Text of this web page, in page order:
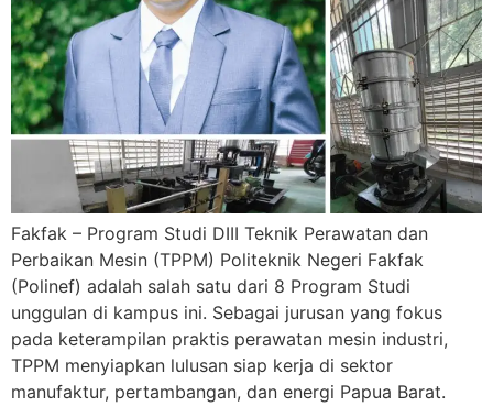
Fakfak – Program Studi DIII Teknik Perawatan dan
Perbaikan Mesin (TPPM) Politeknik Negeri Fakfak
(Polinef) adalah salah satu dari 8 Program Studi
unggulan di kampus ini. Sebagai jurusan yang fokus
pada keterampilan praktis perawatan mesin industri,
TPPM menyiapkan lulusan siap kerja di sektor
manufaktur, pertambangan, dan energi Papua Barat.